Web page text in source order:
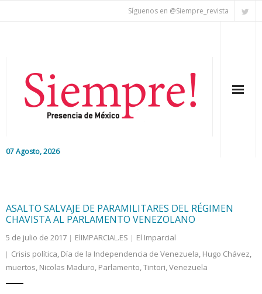
Síguenos en @Siempre_revista
07 Agosto, 2026
Colaboradores
ASALTO SALVAJE DE PARAMILITARES DEL RÉGIMEN
CHAVISTA AL PARLAMENTO VENEZOLANO
5 de julio de 2017 ElIMPARCIAL.ES
El Imparcial
Crisis política, Día de la Independencia de Venezuela, Hugo Chávez,
muertos, Nicolas Maduro, Parlamento,Tintori,Venezuela